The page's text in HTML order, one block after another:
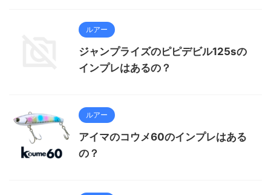
ルアー
ジャンプライズのピピデビル125sの
インプレはあるの？
ルアー
アイマのコウメ60のインプレはある
の？